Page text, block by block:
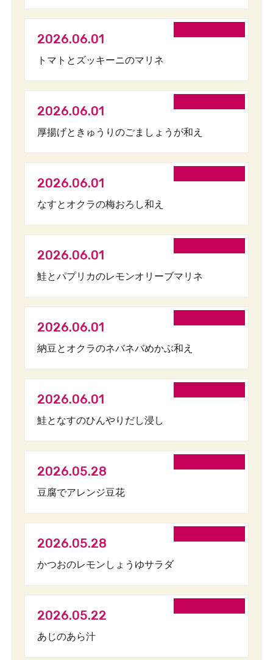
2026.06.01
トマトとズッキーニのマリネ
2026.06.01
厚揚げときゅうりのごましょうが和え
2026.06.01
なすとオクラの梅おろし和え
2026.06.01
鮭とパプリカのレモンオリーブマリネ
2026.06.01
納豆とオクラのネバネバめかぶ和え
2026.06.01
鮭となすのひんやりだし浸し
2026.05.28
豆腐でアレンジ豆花
2026.05.28
かつおのレモンしょうゆサラダ
2026.05.22
あじのあら汁